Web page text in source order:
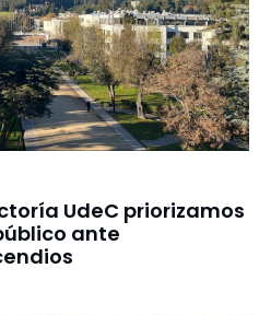
UdeC priorizamos
ante